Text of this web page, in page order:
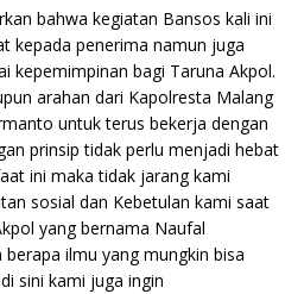
bahwa kegiatan Bansos kali ini
kepada penerima namun juga
kepemimpinan bagi Taruna Akpol.
arahan dari Kapolresta Malang
untuk terus bekerja dengan
prinsip tidak perlu menjadi hebat
ini maka tidak jarang kami
sosial dan Kebetulan kami saat
yang bernama Naufal
ilmu yang mungkin bisa
sini kami juga ingin